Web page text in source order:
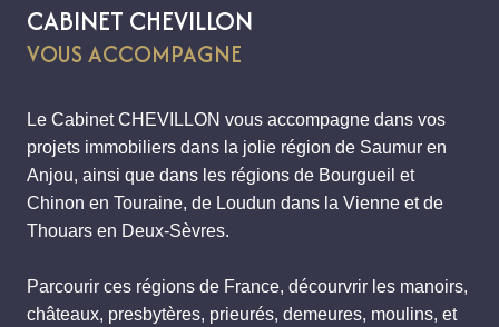
CABINET CHEVILLON
VOUS ACCOMPAGNE
Le Cabinet CHEVILLON vous accompagne dans vos
projets immobiliers dans la jolie région de Saumur en
Anjou, ainsi que dans les régions de Bourgueil et
Chinon en Touraine, de Loudun dans la Vienne et de
Thouars en Deux-Sèvres.
Parcourir ces régions de France, décourvrir les manoirs,
châteaux, presbytères, prieurés, demeures, moulins, et